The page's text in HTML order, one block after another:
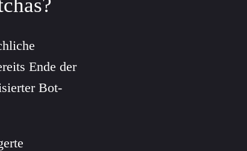
Ende der
Bot-